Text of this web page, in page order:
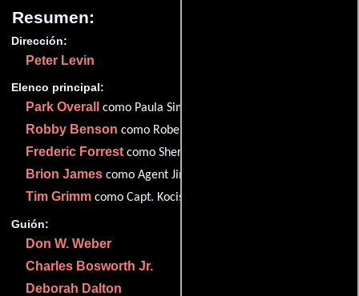
Resumen:
Dirección:
Peter Levin
Elenco principal:
Park Overall como Paula Sims
Robby Benson como Robert Sims
Frederic Forrestcomo Sheriff Frank Yocom
Brion James como Agent Jimmy Bivens
Tim Grimm como Capt. Kocis
Guión:
Don W. Weber
Charles Bosworth Jr.
Deborah Dalton